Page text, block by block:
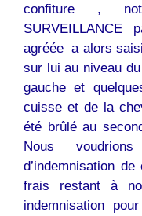
confiture ,
SURVEILLANCE
agréée a alors
sur lui au niveau
gauche et
cuisse et de la
été brûlé au
Nous
d’indemnisation
frais restant à
indemnisation